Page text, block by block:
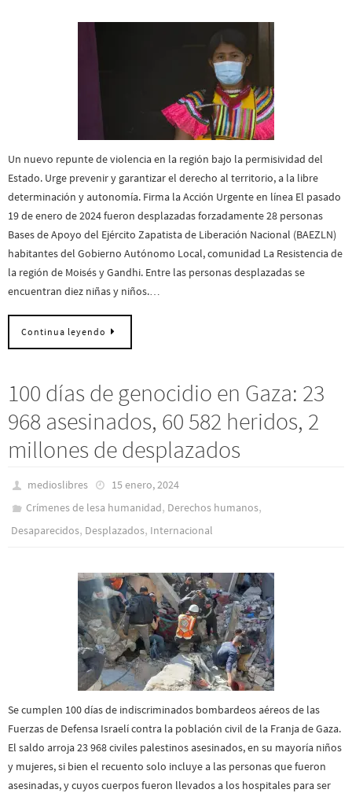
Un nuevo repunte de violencia en la región bajo la permisividad del
Estado. Urge prevenir y garantizar el derecho al territorio, a la libre
determinación y autonomía. Firma la Acción Urgente en línea El pasado
19 de enero de 2024 fueron desplazadas forzadamente 28 personas
Bases de Apoyo del Ejército Zapatista de Liberación Nacional (BAEZLN)
habitantes del Gobierno Autónomo Local, comunidad La Resistencia de
la región de Moisés y Gandhi. Entre las personas desplazadas se
encuentran diez niñas y niños.…
Continua leyendo
100 días de genocidio en Gaza: 23
968 asesinados, 60 582 heridos, 2
millones de desplazados
medioslibres
15 enero, 2024
Crímenes de lesa humanidad, Derechos humanos,
Desaparecidos, Desplazados, Internacional
Se cumplen 100 días de indiscriminados bombardeos aéreos de las
Fuerzas de Defensa Israelí contra la población civil de la Franja de Gaza.
El saldo arroja 23 968 civiles palestinos asesinados, en su mayoría niños
y mujeres, si bien el recuento solo incluye a las personas que fueron
asesinadas, y cuyos cuerpos fueron llevados a los hospitales para ser